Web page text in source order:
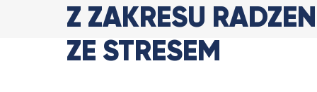
Z ZAKRESU
ZE STRESEM